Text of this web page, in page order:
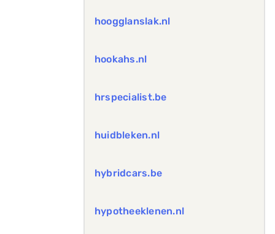
hoogglanslak.nl
hookahs.nl
hrspecialist.be
huidbleken.nl
hybridcars.be
hypotheeklenen.nl